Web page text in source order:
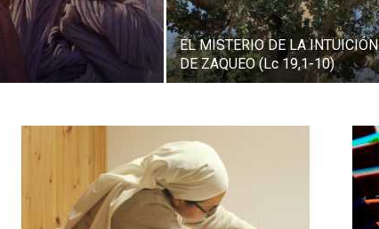
EL MISTERIO DE LA INTUICIÓN
DE ZAQUEO (Lc 19,1-10)